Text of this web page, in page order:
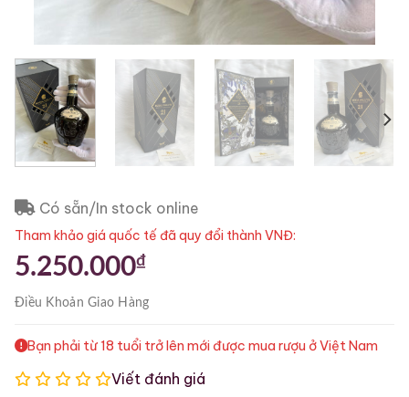
Có sẵn/In stock online
Tham khảo giá quốc tế đã quy đổi thành VNĐ:
5.250.000₫
Điều KhoảnGiao Hàng
Bạn phải từ 18 tuổi trở lên mới được mua rượu ở Việt Nam
Viết đánh giá